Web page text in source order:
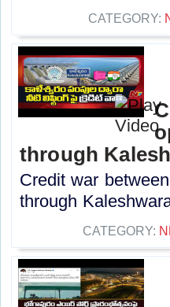
CATEGORY:
through
Credit war
through
CATEGORY: